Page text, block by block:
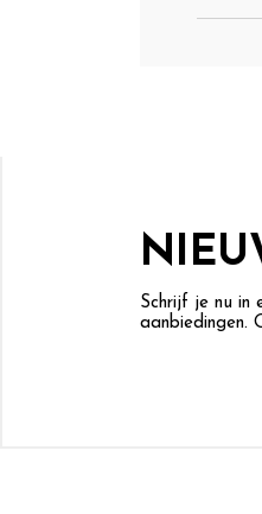
Schrijf je nu in
aanbiedingen.